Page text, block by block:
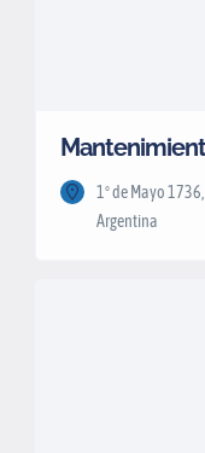
1º de Mayo
Argentina